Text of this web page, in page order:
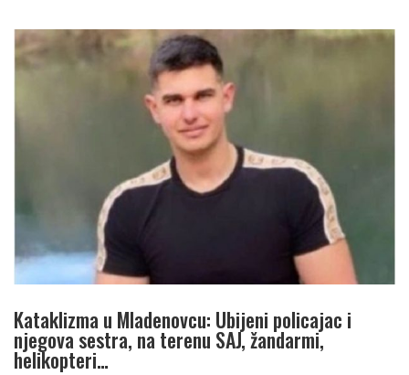
Kataklizma u Mladenovcu: Ubijeni policajac i
njegova sestra, na terenu SAJ, žandarmi,
helikopteri…